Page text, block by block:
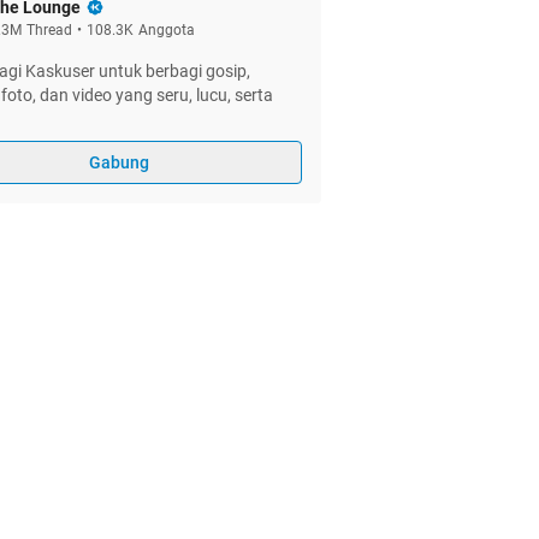
Lounge
Thread • 108.3K Anggota
Kaskuser untuk berbagi gosip,
dan video yang seru, lucu, serta
Gabung